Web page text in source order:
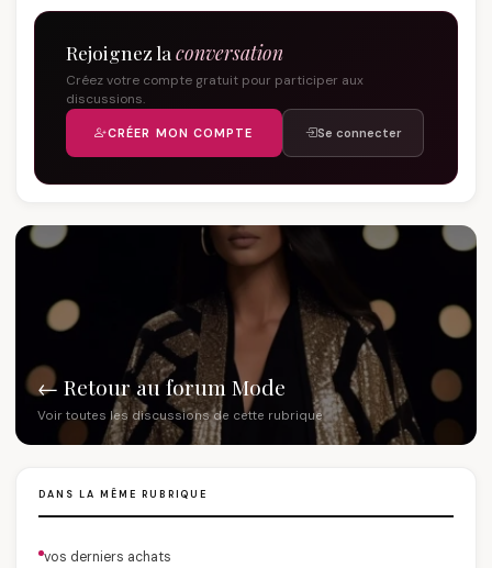
Rejoignez la conversation
Créez votre compte gratuit pour participer aux
discussions.
CRÉER MON COMPTE Se connecter
← Retour au forum Mode
Voir toutes les discussions de cette rubrique
DANS LA MÊME RUBRIQUE
vos derniers achats